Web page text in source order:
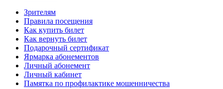
Зрителям
Правила посещения
Как купить билет
Как вернуть билет
Подарочный сертификат
Ярмарка абонементов
Личный абонемент
Личный кабинет
Памятка по профилактике мошенничества